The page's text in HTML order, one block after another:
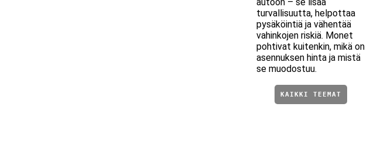
turvallisuutta, helpottaa
pysäköintiä ja vähentää
vahinkojen riskiä. Monet
pohtivat kuitenkin, mikä on
asennuksen hinta ja mistä
se muodostuu.
KAIKKI TEEMAT